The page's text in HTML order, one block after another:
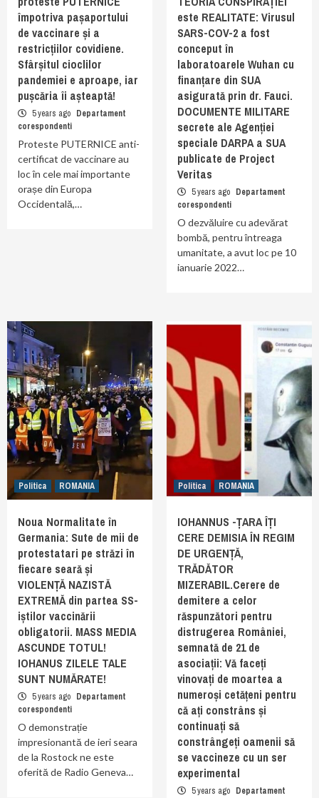
împotriva pașaportului
de vaccinare și a
restricțiilor covidiene.
Sfârșitul cioclilor
pandemiei e aproape, iar
pușcăria îi așteaptă!
5 years ago Departament
corespondenti
Proteste PUTERNICE anti-
certificat de vaccinare au
loc în cele mai importante
orașe din Europa
Occidentală,…
este REALITATE: Virusul
SARS-COV-2 a fost
conceput în
laboratoarele Wuhan cu
finanțare din SUA
asigurată prin dr. Fauci.
DOCUMENTE MILITARE
secrete ale Agenției
speciale DARPA a SUA
publicate de Project
Veritas
5 years ago Departament
corespondenti
O dezvăluire cu adevărat
bombă, pentru întreaga
umanitate, a avut loc pe 10
ianuarie 2022…
Politica ROMANIA
Noua Normalitate în
Germania: Sute de mii de
protestatari pe străzi în
fiecare seară și
VIOLENȚĂ NAZISTĂ
EXTREMĂ din partea SS-
iștilor vaccinării
obligatorii. MASS MEDIA
ASCUNDE TOTUL!
IOHANUS ZILELE TALE
SUNT NUMĂRATE!
5 years ago Departament
corespondenti
O demonstrație
impresionantă de ieri seara
de la Rostock ne este
oferită de Radio Geneva…
Politica ROMANIA
IOHANNUS -ȚARA ÎȚI
CERE DEMISIA ÎN REGIM
DE URGENȚĂ,
TRĂDĂTOR
MIZERABIL.Cerere de
demitere a celor
răspunzători pentru
distrugerea României,
semnată de 21 de
asociații: Vă faceți
vinovați de moartea a
numeroși cetățeni pentru
că ați constrâns și
continuați să
constrângeți oamenii să
se vaccineze cu un ser
experimental
5 years ago Departament